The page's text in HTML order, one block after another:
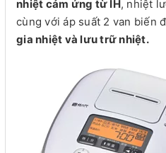
nhiệt cảm ứng từ IH , nhiệt
cùng với áp suất 2 van biến
gia nhiệt và lưu trữ nhiệt.